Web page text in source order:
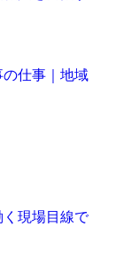
仕事｜地域
現場目線で